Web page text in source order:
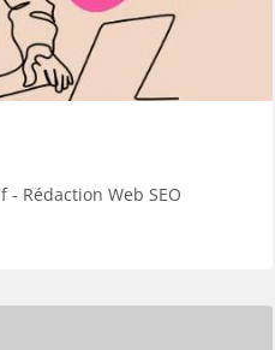
Rédaction Web SEO